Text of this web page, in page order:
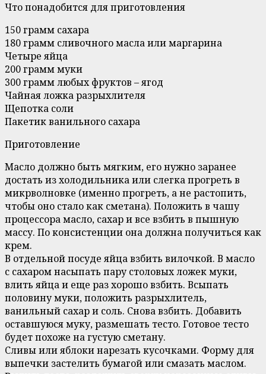
Что понадобится для приготовления
150 грамм сахара
180 грамм сливочного масла или маргарина
Четыре яйца
200 грамм муки
300 грамм любых фруктов – ягод
Чайная ложка разрыхлителя
Щепотка соли
Пакетик ванильного сахара
Приготовление
Масло должно быть мягким, его нужно заранее
достать из холодильника или слегка прогреть в
микрволновке (именно прогреть, а не растопить,
чтобы оно стало как сметана). Положить в чашу
процессора масло, сахар и все взбить в пышную
массу. По консистенции она должна получиться как
крем.
В отдельной посуде яйца взбить вилочкой. В масло
с сахаром насыпать пару столовых ложек муки,
влить яйца и еще раз хорошо взбить. Всыпать
половину муки, положить разрыхлитель,
ванильный сахар и соль. Снова взбить. Добавить
оставшуюся муку, размешать тесто. Готовое тесто
будет похоже на густую сметану.
Сливы или яблоки нарезать кусочками. Форму для
выпечки застелить бумагой или смазать маслом.